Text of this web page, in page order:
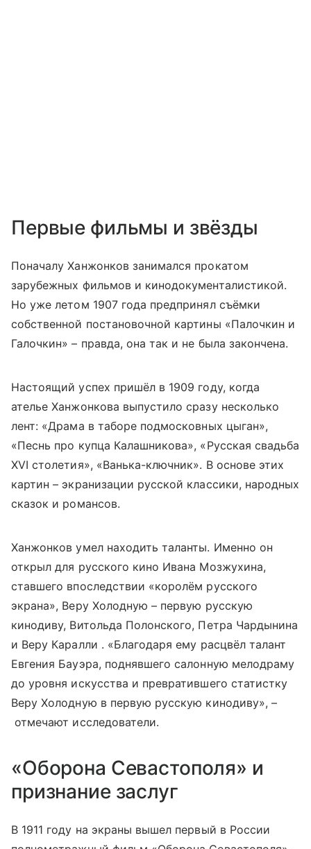
Первые фильмы и звёзды
Поначалу Ханжонков занимался прокатом
зарубежных фильмов и кинодокументалистикой.
Но уже летом 1907 года предпринял съёмки
собственной постановочной картины «Палочкин и
Галочкин» – правда, она так и не была закончена.
Настоящий успех пришёл в 1909 году, когда
ателье Ханжонкова выпустило сразу несколько
лент: «Драма в таборе подмосковных цыган»,
«Песнь про купца Калашникова», «Русская свадьба
XVI столетия», «Ванька-ключник». В основе этих
картин – экранизации русской классики, народных
сказок и романсов.
Ханжонков умел находить таланты. Именно он
открыл для русского кино Ивана Мозжухина,
ставшего впоследствии «королём русского
экрана», Веру Холодную – первую русскую
кинодиву, Витольда Полонского, Петра Чардынина
и Веру Каралли . «Благодаря ему расцвёл талант
Евгения Бауэра, поднявшего салонную мелодраму
до уровня искусства и превратившего статистку
Веру Холодную в первую русскую кинодиву», –
отмечают исследователи.
«Оборона Севастополя» и
признание заслуг
В 1911 году на экраны вышел первый в России